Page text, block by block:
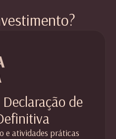
de
e atividades práticas